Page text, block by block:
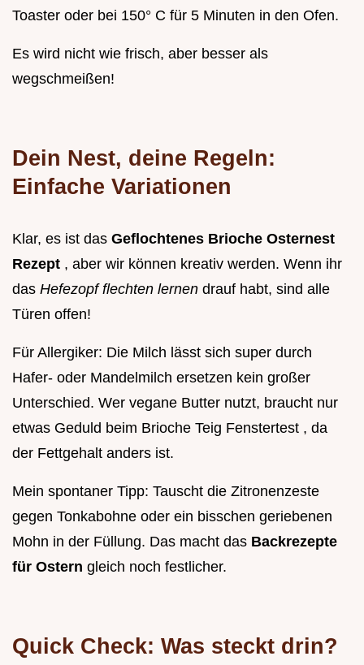
Toaster oder bei 150° C für 5 Minuten in den Ofen.
Es wird nicht wie frisch, aber besser als
wegschmeißen!
Dein Nest, deine Regeln:
Einfache Variationen
Klar, es ist das Geflochtenes Brioche Osternest
Rezept , aber wir können kreativ werden. Wenn ihr
das Hefezopf flechten lernen drauf habt, sind alle
Türen offen!
Für Allergiker: Die Milch lässt sich super durch
Hafer- oder Mandelmilch ersetzen kein großer
Unterschied. Wer vegane Butter nutzt, braucht nur
etwas Geduld beim Brioche Teig Fenstertest , da
der Fettgehalt anders ist.
Mein spontaner Tipp: Tauscht die Zitronenzeste
gegen Tonkabohne oder ein bisschen geriebenen
Mohn in der Füllung. Das macht das Backrezepte
für Ostern gleich noch festlicher.
Quick Check: Was steckt drin?